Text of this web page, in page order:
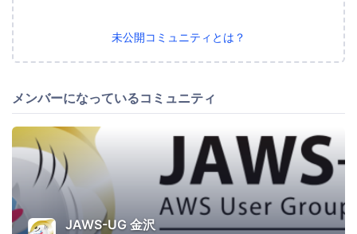
未公開コミュニティとは？
メンバーになっているコミュニティ
JAWS-UG 金沢